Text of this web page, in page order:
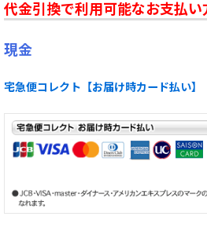
代金引換で利用可能なお支払
現金
宅急便コレクト【お届け時カード払い】